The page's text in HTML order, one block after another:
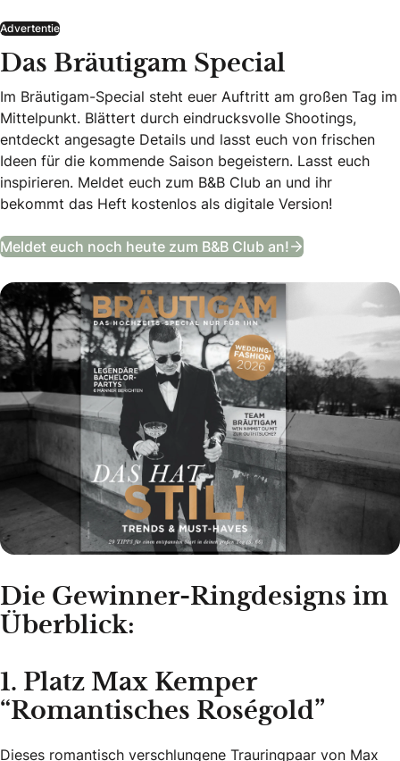
Advertentie
Das Bräutigam Special
Im Bräutigam-Special steht euer Auftritt am großen Tag im
Mittelpunkt. Blättert durch eindrucksvolle Shootings,
entdeckt angesagte Details und lasst euch von frischen
Ideen für die kommende Saison begeistern. Lasst euch
inspirieren. Meldet euch zum B&B Club an und ihr
bekommt das Heft kostenlos als digitale Version!
Meldet euch noch heute zum B&B Club an! Das
Die Gewinner-Ringdesigns im
Überblick:
1. Platz Max Kemper
“Romantisches Roségold”
Dieses romantisch verschlungene Trauringpaar von Max